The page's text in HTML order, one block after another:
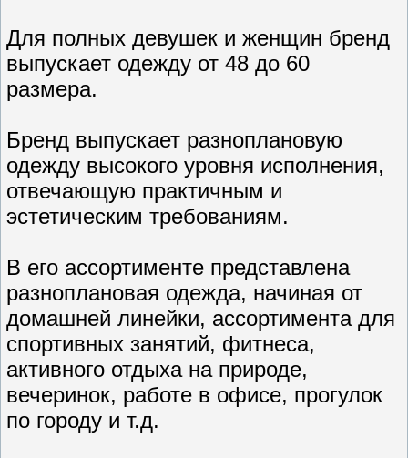
Для полных девушек и женщин бренд
выпускает одежду от 48 до 60
размера.
Бренд выпускает разноплановую
одежду высокого уровня исполнения,
отвечающую практичным и
эстетическим требованиям.
В его ассортименте представлена
разноплановая одежда, начиная от
домашней линейки, ассортимента для
спортивных занятий, фитнеса,
активного отдыха на природе,
вечеринок, работе в офисе, прогулок
по городу и т.д.